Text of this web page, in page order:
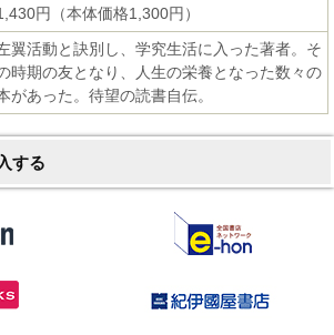
円（本体価格1,300円）
翼活動と訣別し、学究生活に入った著者。そ
時期の友となり、人生の栄養となった数々の
があった。待望の読書自伝。
する